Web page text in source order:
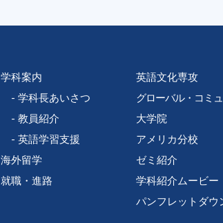
学科案内
学科長あいさつ
教員紹介
英語学習支援
海外留学
就職・進路
英語文化専攻
グローバル・コミ
大学院
アメリカ分校
ゼミ紹介
学科紹介ムービー
パンフレットダウ